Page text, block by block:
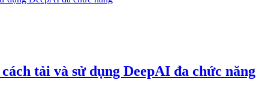
tải và sử dụng DeepAI đa chức năng